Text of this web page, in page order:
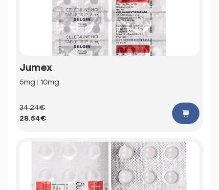
Jumex
5mg | 10mg
34.24€
28.54€